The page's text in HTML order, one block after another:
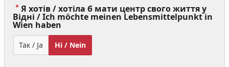
Я хотів / хотіла б мати центр свого життя у
Відні / Ich möchte meinen Lebensmittelpunkt in
Wien haben
Required)
Так / Ja Ні / Nein